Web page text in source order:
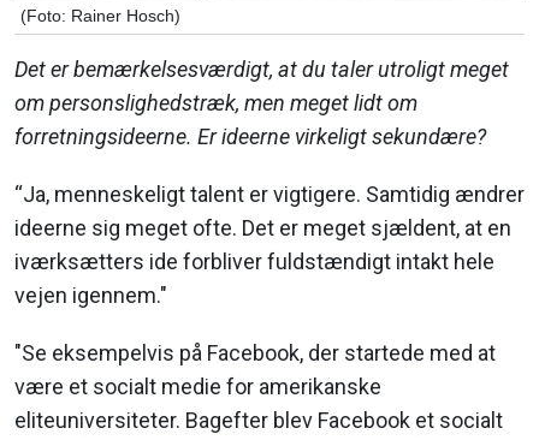
(Foto: Rainer Hosch)
Det er bemærkelsesværdigt, at du taler utroligt meget
om personslighedstræk, men meget lidt om
forretningsideerne. Er ideerne virkeligt sekundære?
“Ja, menneskeligt talent er vigtigere. Samtidig ændrer
ideerne sig meget ofte. Det er meget sjældent, at en
iværksætters ide forbliver fuldstændigt intakt hele
vejen igennem."
"Se eksempelvis på Facebook, der startede med at
være et socialt medie for amerikanske
eliteuniversiteter. Bagefter blev Facebook et socialt